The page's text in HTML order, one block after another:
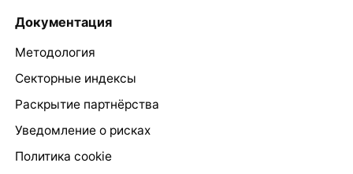
Документация
Методология
Секторные индексы
Раскрытие партнёрства
Уведомление о рисках
Политика cookie